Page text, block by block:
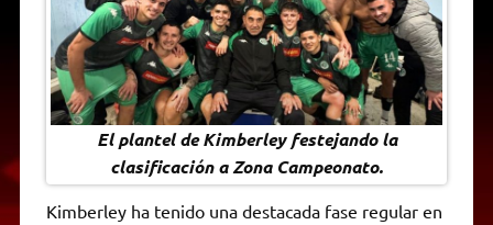
El plantel de Kimberley festejando la
clasificación a Zona Campeonato.
Kimberley ha tenido una destacada fase regular en